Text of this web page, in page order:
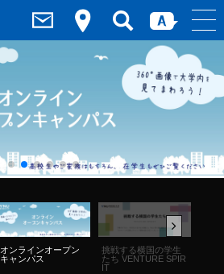
オンラインオープン
キャンパス
挑戦する横国の学生
たち VENTURE SPIR
IT